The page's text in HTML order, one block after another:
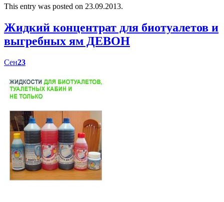
This entry was posted on 23.09.2013.
Жидкий концентрат для биотуалетов и
выгребных ям ДЕВОН
Сен23